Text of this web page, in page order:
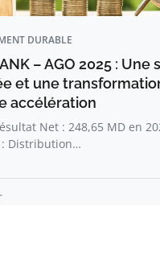
DURABLE
– AGO 2025 : Une
et une
accélération
Net : 248,65 MD en
: Distribution…